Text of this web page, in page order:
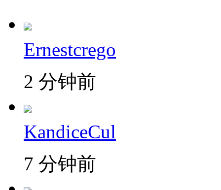
Ernestcrego
2 分钟前
KandiceCul
7 分钟前